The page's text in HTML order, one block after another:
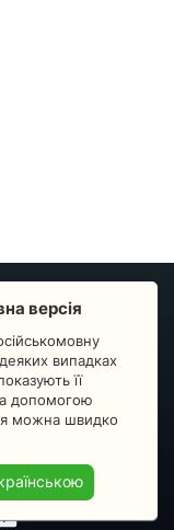
изменений
версія
випадках
її
допомогою
можна швидко